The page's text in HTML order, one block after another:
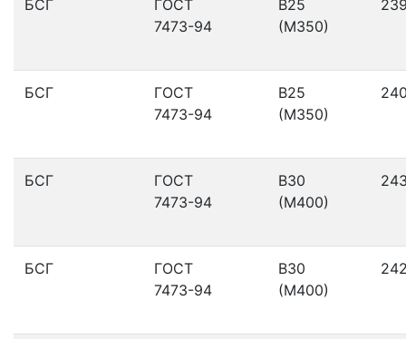
БСГ
ГОСТ
7473-94
В25
(М350)
БСГ
ГОСТ
7473-94
В25
(М350)
БСГ
ГОСТ
7473-94
В30
(М400)
БСГ
ГОСТ
7473-94
В30
(М400)